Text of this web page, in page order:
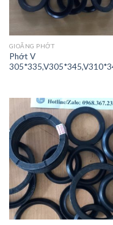
GIOĂNG PHỚT
Phớt V